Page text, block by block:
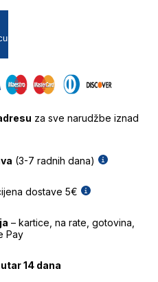
za sve narudžbe iznad
(3-7 radnih dana)
dostave 5€
– kartice, na rate, gotovina,
Pay
14 dana